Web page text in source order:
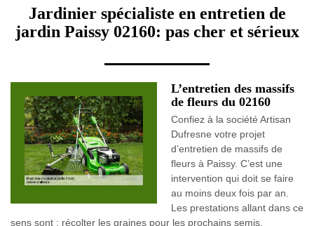
Jardinier spécialiste en entretien de
jardin Paissy 02160: pas cher et sérieux
L’entretien des massifs
de fleurs du 02160
Confiez à la société Artisan
Dufresne votre projet
d’entretien de massifs de
fleurs à Paissy. C’est une
intervention qui doit se faire
au moins deux fois par an.
Les prestations allant dans ce
sens sont : récolter les graines pour les prochains semis,